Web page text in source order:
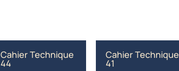
Cahier Technique
44
Cahier Technique
41